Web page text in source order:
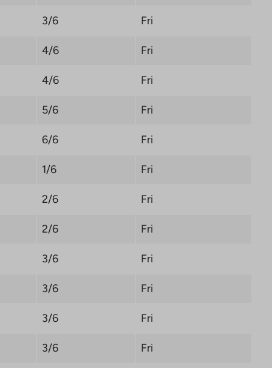
3/6 Fri
4/6 Fri
4/6 Fri
5/6 Fri
6/6 Fri
1/6 Fri
2/6 Fri
2/6 Fri
3/6 Fri
3/6 Fri
3/6 Fri
3/6 Fri